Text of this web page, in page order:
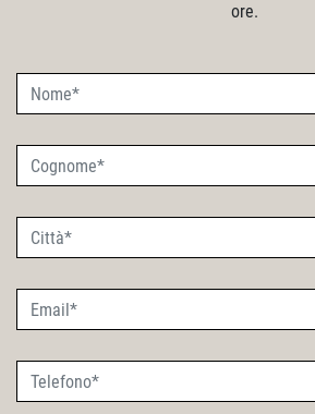
ore.